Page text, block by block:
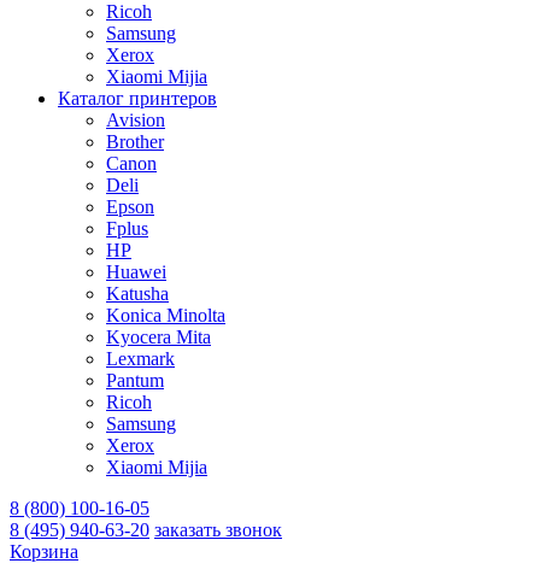
Ricoh
Samsung
Xerox
Xiaomi Mijia
Каталог принтеров
Avision
Brother
Canon
Deli
Epson
Fplus
HP
Huawei
Katusha
Konica Minolta
Kyocera Mita
Lexmark
Pantum
Ricoh
Samsung
Xerox
Xiaomi Mijia
8 (800) 100-16-05
8 (495) 940-63-20 заказать звонок
Корзина